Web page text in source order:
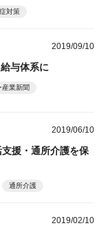
対策
2019/09/10
与体系に
産業新聞
2019/06/10
援・通所介護を保
通所介護
2019/02/10